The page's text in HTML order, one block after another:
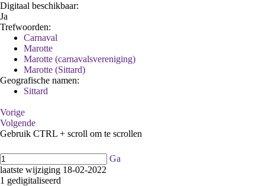
Digitaal beschikbaar:
Ja
Trefwoorden:
Carnaval
Marotte
Marotte (carnavalsvereniging)
Marotte (Sittard)
Geografische namen:
Sittard
Vorige
Volgende
Gebruik CTRL + scroll om te scrollen
Ga
laatste wijziging 18-02-2022
1 gedigitaliseerd